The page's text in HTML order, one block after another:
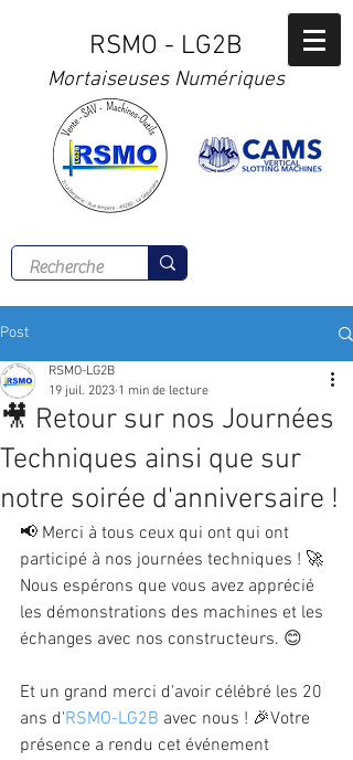
RSMO - LG2B
Mortaiseuses Numériques
Post
🎥 Retour sur nos Journées
Techniques ainsi que sur
notre soirée d'anniversaire !
RSMO-LG2B
19 juil. 2023 1 min de lecture
📢 Merci à tous ceux qui ont qui ont
participé à nos journées techniques ! 🚀
Nous espérons que vous avez apprécié
les démonstrations des machines et les
échanges avec nos constructeurs. 😊
Et un grand merci d'avoir célébré les 20
ans d'RSMO-LG2B avec nous ! 🎉Votre
présence a rendu cet événement